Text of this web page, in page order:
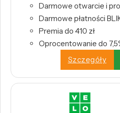
Darmowe otwarcie i
Darmowe płatności
Premia do 410 zł
Oprocentowanie do
Szczegóły